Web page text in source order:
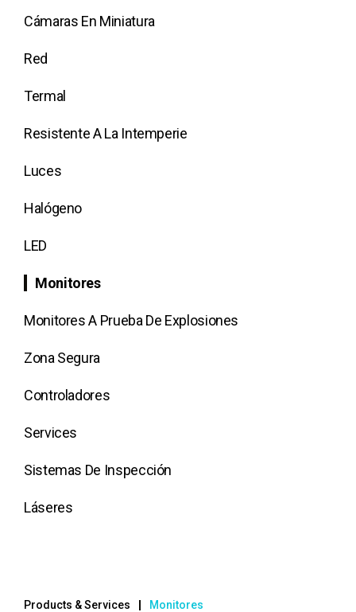
Cámaras En Miniatura
Red
Termal
Resistente A La Intemperie
Luces
Halógeno
LED
Monitores
Monitores A Prueba De Explosiones
Zona Segura
Controladores
Services
Sistemas De Inspección
Láseres
Products & Services Monitores